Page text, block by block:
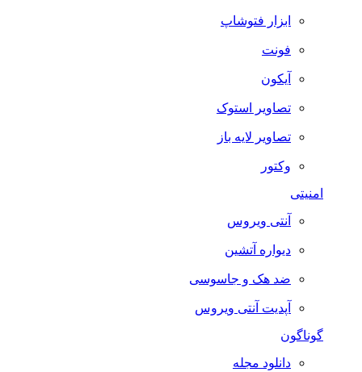
ابزار فتوشاپ
فونت
آیکون
تصاویر استوک
تصاویر لایه باز
وکتور
امنیتی
آنتی ویروس
دیواره آتشین
ضد هک و جاسوسی
آپدیت آنتی ویروس
گوناگون
دانلود مجله